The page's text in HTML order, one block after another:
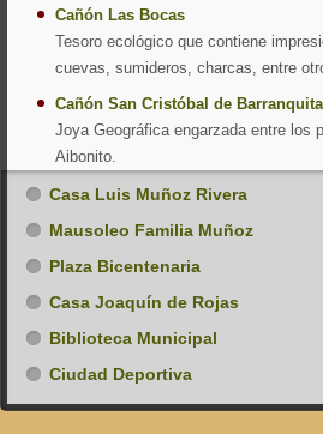
Cañón Las Bocas
Tesoro ecológico que contiene
cuevas, sumideros, charcas, entre
Cañón San Cristóbal de
Joya Geográfica engarzada entre los
Aibonito.
Casa Luis Muñoz Rivera
Mausoleo Familia Muñoz
Plaza Bicentenaria
Casa Joaquín de Rojas
Biblioteca Municipal
Ciudad Deportiva